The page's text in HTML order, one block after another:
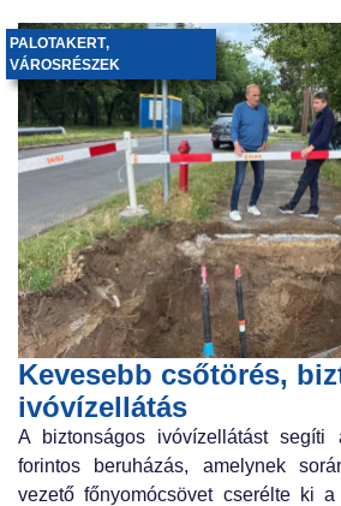
Kevesebb csőtörés,
ivóvízellátás
PALOTAKERT,
VÁROSRÉSZEK
A biztonságos ivóvízellátást
forintos beruházás, amelynek
vezető főnyomócsövet cserélte ki